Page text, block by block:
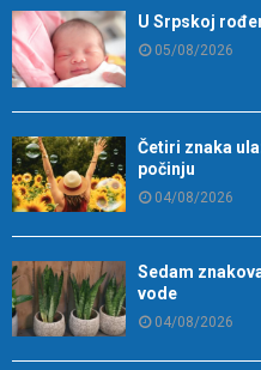
U Srpskoj
05/08/2026
Četiri znaka
počinju
04/08/2026
Sedam
vode
04/08/2026